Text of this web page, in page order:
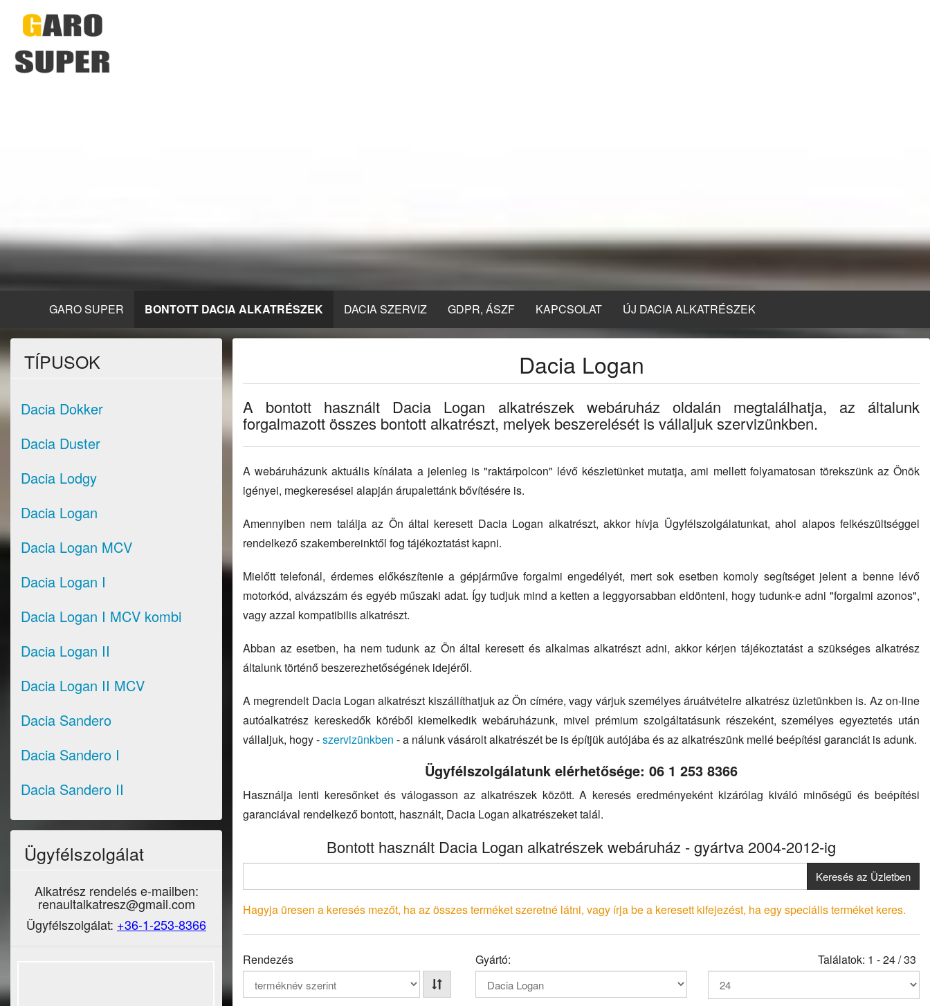
GARO SUPER BONTOTT DACIA ALKATRÉSZEK DACIA SZERVIZ GDPR, ÁSZF KAPCSOLAT ÚJ DACIA ALKATRÉSZEK
Dacia Logan
A bontott használt Dacia Logan alkatrészek webáruház oldalán megtalálhatja, az általunk
forgalmazott összes bontott alkatrészt, melyek beszerelését is vállaljuk szervizünkben.
A webáruházunk aktuális kínálata a jelenleg is "raktárpolcon" lévő készletünket mutatja, ami mellett folyamatosan törekszünk az Önök
igényei, megkeresései alapján árupalettánk bővítésére is.
Amennyiben nem találja az Ön által keresett Dacia Logan alkatrészt, akkor hívja Ügyfélszolgálatunkat, ahol alapos felkészültséggel
rendelkező szakembereinktől fog tájékoztatást kapni.
Mielőtt telefonál, érdemes előkészítenie a gépjárműve forgalmi engedélyét, mert sok esetben komoly segítséget jelent a benne lévő
motorkód, alvázszám és egyéb műszaki adat. Így tudjuk mind a ketten a leggyorsabban eldönteni, hogy tudunk-e adni "forgalmi azonos",
vagy azzal kompatibilis alkatrészt.
Abban az esetben, ha nem tudunk az Ön által keresett és alkalmas alkatrészt adni, akkor kérjen tájékoztatást a szükséges alkatrész
általunk történő beszerezhetőségének idejéről.
A megrendelt Dacia Logan alkatrészt kiszállíthatjuk az Ön címére, vagy várjuk személyes áruátvételre alkatrész üzletünkben is. Az on-line
autóalkatrész kereskedők köréből kiemelkedik webáruházunk, mivel prémium szolgáltatásunk részeként, személyes egyeztetés után
vállaljuk, hogy -szervizünkben - a nálunk vásárolt alkatrészét be is építjük autójába és az alkatrészünk mellé beépítési garanciát is adunk.
Ügyfélszolgálatunk elérhetősége: 06 1 253 8366
Használja lenti keresőnket és válogasson az alkatrészek között. A keresés eredményeként kizárólag kiváló minőségű és beépítési
garanciával rendelkező bontott, használt, Dacia Logan alkatrészeket talál.
Bontott használt Dacia Logan alkatrészek webáruház - gyártva 2004-2012-ig
Keresés az Üzletben
Hagyja üresen a keresés mezőt, ha az összes terméket szeretné látni, vagy írja be a keresett kifejezést, ha egy speciális terméket keres.
Rendezés Gyártó: Találatok: 1 - 24 / 33
TÍPUSOK
Dacia Dokker
Dacia Duster
Dacia Lodgy
Dacia Logan
Dacia Logan MCV
Dacia Logan I
Dacia Logan I MCV kombi
Dacia Logan II
Dacia Logan II MCV
Dacia Sandero
Dacia Sandero I
Dacia Sandero II
Ügyfélszolgálat
Alkatrész rendelés e-mailben:
renaultalkatresz@gmail.com
Ügyfélszolgálat: +36-1-253-8366